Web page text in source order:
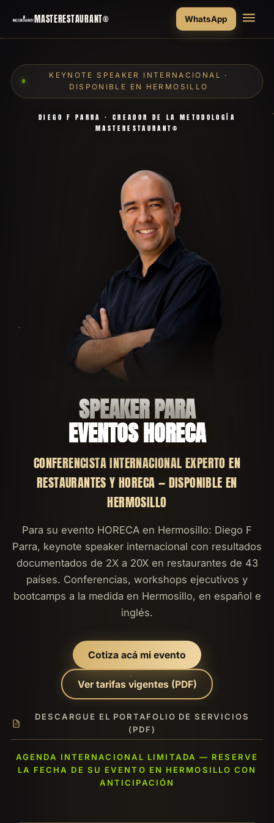
MASTERESTAURANT® WhatsApp
KEYNOTE SPEAKER INTERNACIONAL ·
DISPONIBLE EN HERMOSILLO
DIEGO F PARRA · CREADOR DE LA METODOLOGÍA
MASTERESTAURANT®
SPEAKER PARA
EVENTOS HORECA
CONFERENCISTA INTERNACIONAL EXPERTO EN
RESTAURANTES Y HORECA — DISPONIBLE EN
HERMOSILLO
Para su evento HORECA en Hermosillo: Diego F
Parra, keynote speaker internacional con resultados
documentados de 2X a 20X en restaurantes de 43
países. Conferencias, workshops ejecutivos y
bootcamps a la medida en Hermosillo, en español e
inglés.
Cotiza acá mi evento
Ver tarifas vigentes (PDF)
DESCARGUE EL PORTAFOLIO DE SERVICIOS
(PDF)
AGENDA INTERNACIONAL LIMITADA — RESERVE
LA FECHA DE SU EVENTO EN HERMOSILLO CON
ANTICIPACIÓN